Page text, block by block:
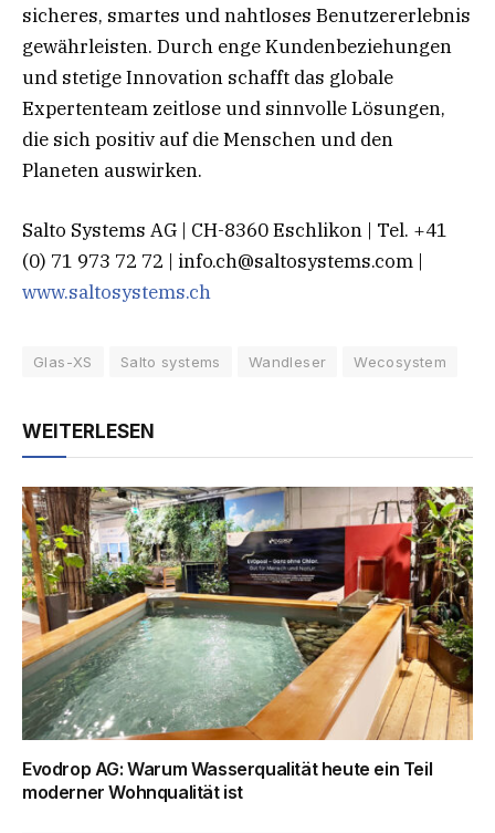
sicheres, smartes und nahtloses Benutzererlebnis
gewährleisten. Durch enge Kundenbeziehungen
und stetige Innovation schafft das globale
Expertenteam zeitlose und sinnvolle Lösungen,
die sich positiv auf die Menschen und den
Planeten auswirken.
Salto Systems AG | CH-8360 Eschlikon | Tel. +41
(0) 71 973 72 72 | info.ch@saltosystems.com |
www.saltosystems.ch
Glas-XS Salto systems Wandleser Wecosystem
WEITERLESEN
Evodrop AG: Warum Wasserqualität heute ein Teil
moderner Wohnqualität ist